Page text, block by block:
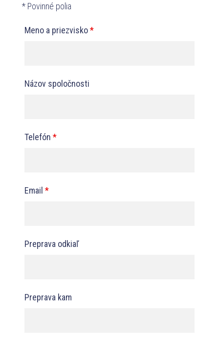
* Povinné polia
Meno a priezvisko*
Názov spoločnosti
Telefón *
Email *
Preprava odkiaľ
Preprava kam